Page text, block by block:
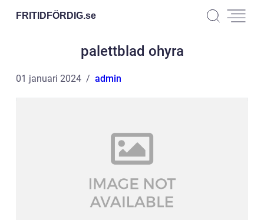
FRITIDFÖRDIG.se
palettblad ohyra
01 januari 2024 admin